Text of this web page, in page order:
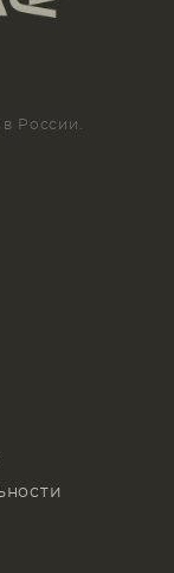
России.